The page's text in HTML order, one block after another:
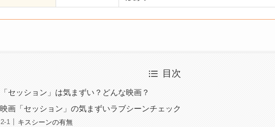
目次
「セッション」は気まずい？どんな映画？
映画「セッション」の気まずいラブシーンチェック
キスシーンの有無